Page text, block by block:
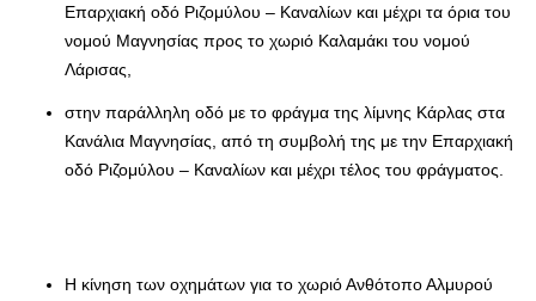
Επαρχιακή οδό Ριζομύλου – Καναλίων και μέχρι τα όρια του
νομού Μαγνησίας προς το χωριό Καλαμάκι του νομού
Λάρισας,
στην παράλληλη οδό με το φράγμα της λίμνης Κάρλας στα
Κανάλια Μαγνησίας, από τη συμβολή της με την Επαρχιακή
οδό Ριζομύλου – Καναλίων και μέχρι τέλος του φράγματος.
Η κίνηση των οχημάτων για το χωριό Ανθότοπο Αλμυρού